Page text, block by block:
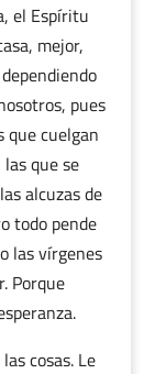
el Espíritu
mejor,
pues
que cuelgan
que se
alcuzas de
todo pende
las vírgenes
Porque
cosas. Le